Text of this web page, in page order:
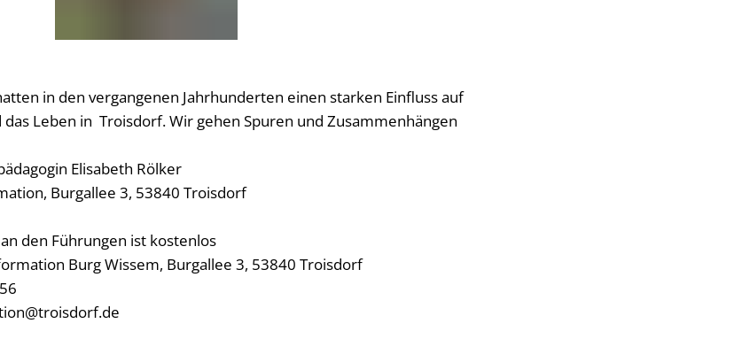
in den vergangenen Jahrhunderten einen starken Einfluss auf
Leben in Troisdorf. Wir gehen Spuren und Zusammenhängen
Elisabeth Rölker
Burgallee 3, 53840 Troisdorf
den Führungen ist kostenlos
Burg Wissem, Burgallee 3, 53840 Troisdorf